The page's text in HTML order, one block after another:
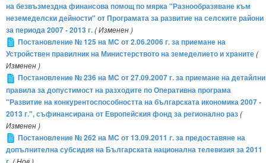
на безвъзмездна финансова помощ по мярка "Разнообразяване към
неземеделски дейности" от Програмата за развитие на селските райони
за периода 2007 - 2013 г.( Изменен )
Постановление № 125 на МС от 2.06.2006 г. за приемане на
Устройствен правилник на Министерството на земеделието и храните(
Изменен )
Постановление № 236 на МС от 27.09.2007 г. за приемане на детайлни
правила за допустимост на разходите по Оперативна програма
"Развитие на конкурентоспособността на българската икономика 2007 -
2013 г.", съфинансирана от Европейския фонд за регионално раз(
Изменен )
Постановление № 262 на МС от 13.09.2011 г. за предоставяне на
допълнителна субсидия на Българската национална телевизия за 2011